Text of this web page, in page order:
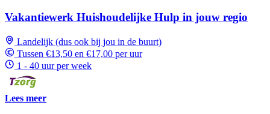
Vakantiewerk Huishoudelijke Hulp in jouw regio
Landelijk (dus ook bij jou in de buurt)
Tussen €13,50 en €17,00 per uur
1 - 40 uur per week
Lees meer